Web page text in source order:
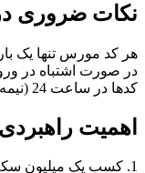
نکات ضروری
هر کد مورس تنها یک
در صورت اشتباه در ورود
کدها در ساعت 24 (نیمه شب) تغییر می‌کنند، بنابراین زمان محدودی برای بهره‌برداری از آن‌ها دارید.
اهمیت
1. کسب یک میلیون سکه بدون هزینه: این مقدار قابل توجه سکه می‌تواند نقش کلیدی در پیشبرد اهداف بازی شما ایفا کند.